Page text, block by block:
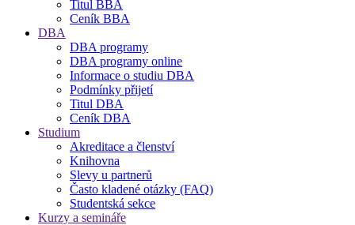
Titul BBA
Ceník BBA
DBA
DBA programy
DBA programy online
Informace o studiu DBA
Podmínky přijetí
Titul DBA
Ceník DBA
Studium
Akreditace a členství
Knihovna
Slevy u partnerů
Často kladené otázky (FAQ)
Studentská sekce
Kurzy a semináře